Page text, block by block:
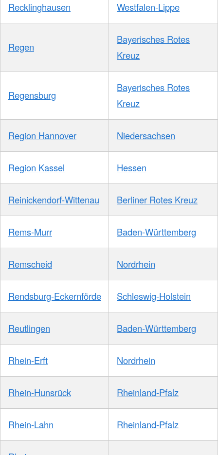
Recklinghausen Westfalen-Lippe
Regen
Bayerisches Rotes
Kreuz
Regensburg
Bayerisches Rotes
Kreuz
Region Hannover Niedersachsen
Region Kassel Hessen
Reinickendorf-Wittenau Berliner Rotes Kreuz
Rems-Murr Baden-Württemberg
Remscheid Nordrhein
Rendsburg-Eckernförde Schleswig-Holstein
Reutlingen Baden-Württemberg
Rhein-Erft Nordrhein
Rhein-Hunsrück Rheinland-Pfalz
Rhein-Lahn Rheinland-Pfalz